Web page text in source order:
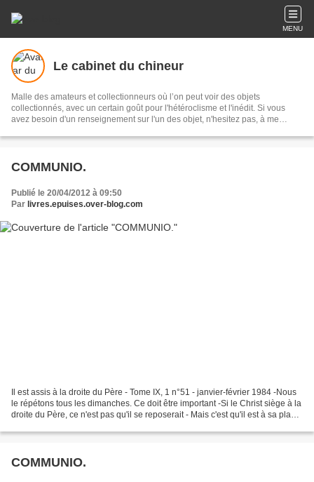
MENU
Le cabinet du chineur
Malle des amateurs et collectionneurs où l’on peut voir des objets
collectionnés, avec un certain goût pour l'hétéroclisme et l'inédit. Si vous
avez besoin d'un renseignement sur l'un des objet, n'hesitez pas, à me
COMMUNIO.
Publié le 20/04/2012 à 09:50
Par livres.epuises.over-blog.com
Il est assis à la droite du Père - Tome IX, 1 n°51 - janvier-février 1984 -Nous
le répétons tous les dimanches. Ce doit être important -Si le Christ siège à la
droite du Père, ce n'est pas qu'il se reposerait - Mais c'est qu'il est à sa place
COMMUNIO.